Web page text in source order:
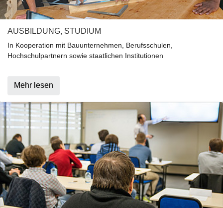
AUSBILDUNG, STUDIUM
In Kooperation mit Bauunternehmen, Berufsschulen,
Hochschulpartnern sowie staatlichen Institutionen
Mehr lesen